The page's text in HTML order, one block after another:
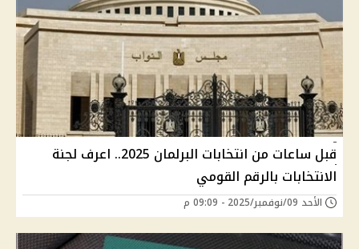
قبل ساعات من انتخابات البرلمان 2025.. اعرف لجنة
الانتخابات بالرقم القومي
الأحد 09/نوفمبر/2025 - 09:09 م